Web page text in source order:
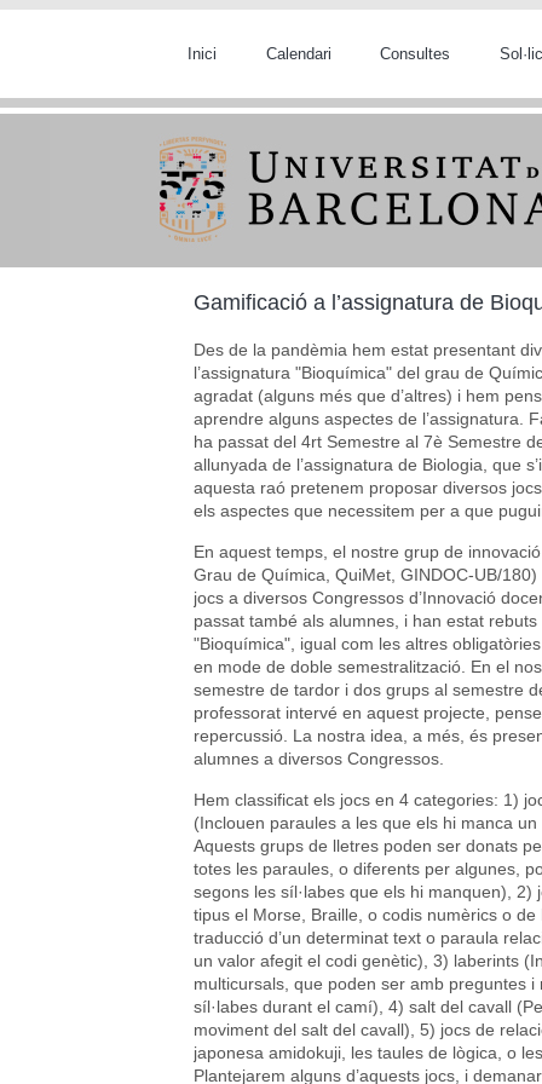
Vés al contingut
Inici Calendari Consultes
Gamificació a l’assignatura de
Des de la pandèmia hem estat presentant
l’assignatura "Bioquímica" del grau de
agradat (alguns més que d’altres) i hem
aprendre alguns aspectes de l’assignatura.
ha passat del 4rt Semestre al 7è Semestre
allunyada de l’assignatura de Biologia, que
aquesta raó pretenem proposar diversos
els aspectes que necessitem per a que
En aquest temps, el nostre grup de
Grau de Química, QuiMet, GINDOC-UB/
jocs a diversos Congressos d’Innovació
passat també als alumnes, i han estat
"Bioquímica", igual com les altres
en mode de doble semestralització. En el
semestre de tardor i dos grups al semestre
professorat intervé en aquest projecte,
repercussió. La nostra idea, a més, és
alumnes a diversos Congressos.
Hem classificat els jocs en 4 categories: 1)
(Inclouen paraules a les que els hi manca
Aquests grups de lletres poden ser donats
totes les paraules, o diferents per algunes,
segons les síl·labes que els hi manquen),
tipus el Morse, Braille, o codis numèrics o
traducció d’un determinat text o paraula
un valor afegit el codi genètic), 3) laberints
multicursals, que poden ser amb preguntes
síl·labes durant el camí), 4) salt del cavall
moviment del salt del cavall), 5) jocs de
japonesa amidokuji, les taules de lògica, o
Plantejarem alguns d’aquests jocs, i